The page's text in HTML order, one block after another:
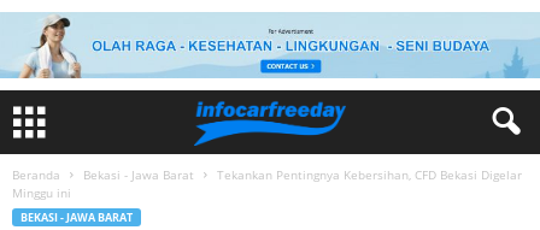
Beranda Bekasi - Jawa Barat
Tekankan Pentingnya Kebersihan, CFD Bekasi Digelar
Minggu ini
BEKASI - JAWA BARAT